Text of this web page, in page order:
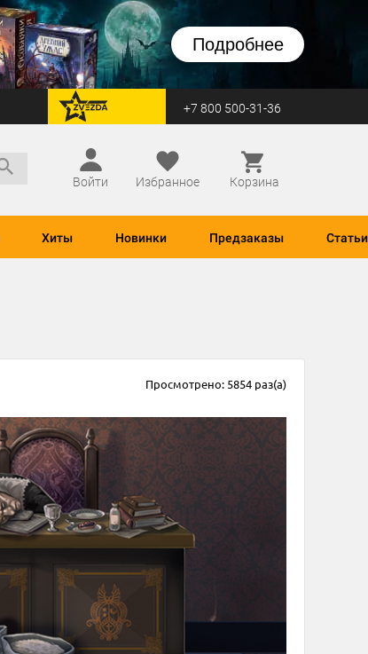
Подробнее
перейти на Zvezda +7 800 500-31-36
Войти
Избранное Корзина
Хиты Новинки Предзаказы Статьи
Просмотрено: 5854 раз(а)